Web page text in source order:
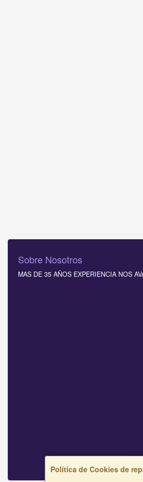
Política de Cookies de
Sobre Nosotros
MAS DE 35 AÑOS EXPERIENCIA NOS